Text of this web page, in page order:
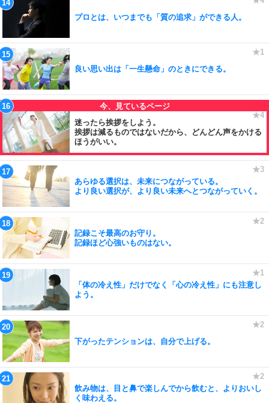
プロとは、いつまでも「質の追求」ができる人。
良い思い出は「一生懸命」のときにできる。
迷ったら挨拶をしよう。
挨拶は減るものではないだから、どんどん声をかける
ほうがいい。
あらゆる選択は、未来につながっている。
より良い選択が、より良い未来へとつながっていく。
記録こそ最高のお守り。
記録ほど心強いものはない。
「体の冷え性」だけでなく「心の冷え性」にも注意し
よう。
下がったテンションは、自分で上げる。
飲み物は、目と鼻で楽しんでから飲むと、よりおいし
く味わえる。